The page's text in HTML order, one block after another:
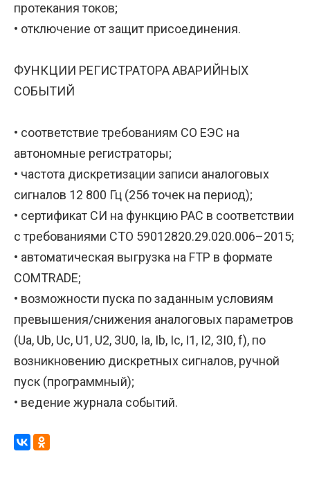
протекания токов;
• отключение от защит присоединения.
ФУНКЦИИ РЕГИСТРАТОРА АВАРИЙНЫХ
СОБЫТИЙ
• соответствие требованиям СО ЕЭС на
автономные регистраторы;
• частота дискретизации записи аналоговых
сигналов 12 800 Гц (256 точек на период);
• сертификат СИ на функцию РАС в соответствии
с требованиями СТО 59012820.29.020.006–2015;
• автоматическая выгрузка на FTP в формате
COMTRADE;
• возможности пуска по заданным условиям
превышения/снижения аналоговых параметров
(Ua, Ub, Uc, U1, U2, 3U0, Ia, Ib, Ic, I1, I2, 3I0, f), по
возникновению дискретных сигналов, ручной
пуск (программный);
• ведение журнала событий.